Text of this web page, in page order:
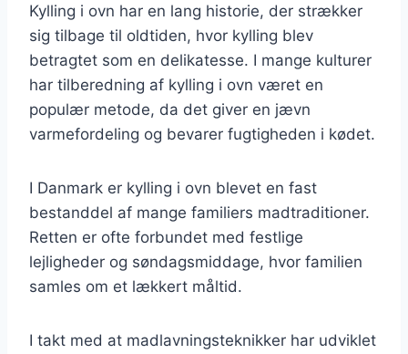
Kylling i ovn har en lang historie, der strækker
sig tilbage til oldtiden, hvor kylling blev
betragtet som en delikatesse. I mange kulturer
har tilberedning af kylling i ovn været en
populær metode, da det giver en jævn
varmefordeling og bevarer fugtigheden i kødet.
I Danmark er kylling i ovn blevet en fast
bestanddel af mange familiers madtraditioner.
Retten er ofte forbundet med festlige
lejligheder og søndagsmiddage, hvor familien
samles om et lækkert måltid.
I takt med at madlavningsteknikker har udviklet